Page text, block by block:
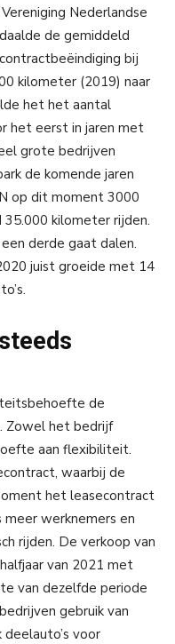
Nederlandse
de gemiddeld
bij
kilometer (2019) naar
het het aantal
het eerst in jaren met
grote bedrijven
de komende jaren
op dit moment 3000
35.000 kilometer rijden.
derde gaat dalen.
juist groeide met 14
de
Zowel het bedrijf
aan flexibiliteit.
waarbij de
het leasecontract
meer werknemers en
rijden. De verkoop van
van 2021 met
van dezelfde periode
gebruik van
voor